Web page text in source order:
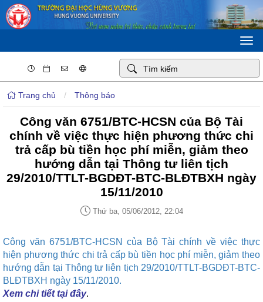
Trang chủ / Thông báo
Công văn 6751/BTC-HCSN của Bộ Tài
chính về việc thực hiện phương thức chi
trả cấp bù tiền học phí miễn, giảm theo
hướng dẫn tại Thông tư liên tịch
29/2010/TTLT-BGDĐT-BTC-BLĐTBXH ngày
15/11/2010
Thứ ba, 05/06/2012, 22:04
Công văn 6751/BTC-HCSN của Bộ Tài chính về việc thực
hiện phương thức chi trả cấp bù tiền học phí miễn, giảm theo
hướng dẫn tại Thông tư liên tịch 29/2010/TTLT-BGDĐT-BTC-
BLĐTBXH ngày 15/11/2010.
Xem chi tiết tại đây.